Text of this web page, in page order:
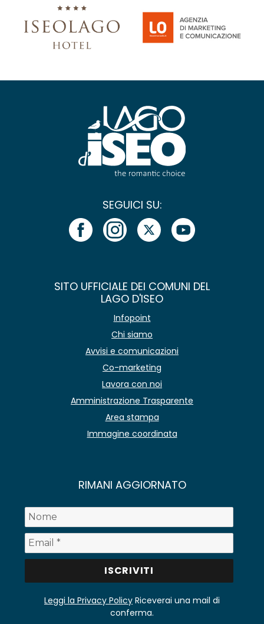
SEGUICI SU:
SITO UFFICIALE DEI COMUNI DEL
LAGO D'ISEO
Infopoint
Chi siamo
Avvisi e comunicazioni
Co-marketing
Lavora con noi
Amministrazione Trasparente
Area stampa
Immagine coordinata
RIMANI AGGIORNATO
Leggi la Privacy Policy Riceverai una mail di
conferma.